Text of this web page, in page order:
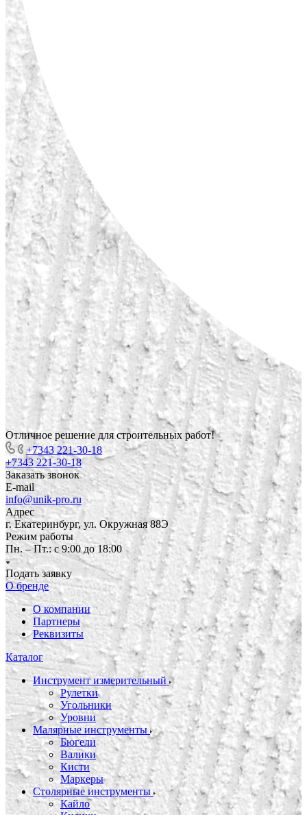
Отличное решение для строительных работ!
+7343 221-30-18
+7343 221-30-18
Заказать звонок
E-mail
info@unik-pro.ru
Адрес
г. Екатеринбург, ул. Окружная 88Э
Режим работы
Пн. – Пт.: с 9:00 до 18:00
Подать заявку
О бренде
О компании
Партнеры
Реквизиты
Каталог
Инструмент измерительный
Рулетки
Угольники
Уровни
Малярные инструменты
Бюгели
Валики
Кисти
Маркеры
Столярные инструменты
Кайло